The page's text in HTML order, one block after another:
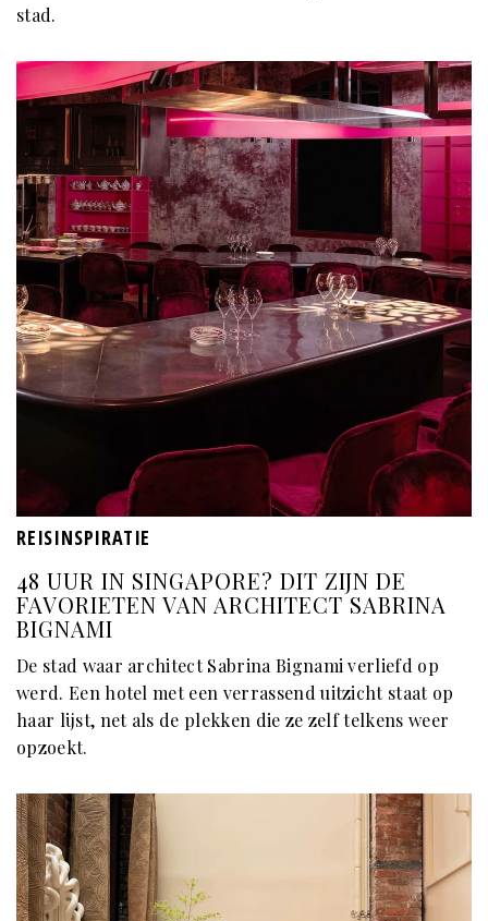
stad.
REISINSPIRATIE
48 UUR IN SINGAPORE? DIT ZIJN DE
FAVORIETEN VAN ARCHITECT SABRINA
BIGNAMI
De stad waar architect Sabrina Bignami verliefd op
werd. Een hotel met een verrassend uitzicht staat op
haar lijst, net als de plekken die ze zelf telkens weer
opzoekt.